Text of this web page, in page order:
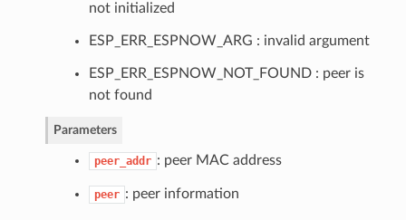
not initialized
ESP_ERR_ESPNOW_ARG : invalid argument
ESP_ERR_ESPNOW_NOT_FOUND : peer is
not found
Parameters
peer_addr : peer MAC address
peer : peer information